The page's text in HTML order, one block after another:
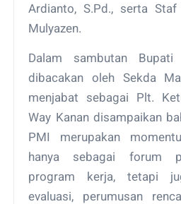
Ardianto, S.Pd., serta Staf
Mulyazen.
Dalam sambutan
dibacakan oleh Sekda
menjabat sebagai Plt.
Way Kanan disampaikan
PMI merupakan
hanya sebagai forum
program kerja, tetapi
evaluasi, perumusan